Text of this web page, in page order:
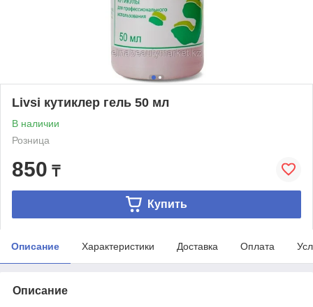
Livsi кутиклер гель 50 мл
В наличии
Розница
850 ₸
Купить
Описание Характеристики Доставка Оплата
Описание